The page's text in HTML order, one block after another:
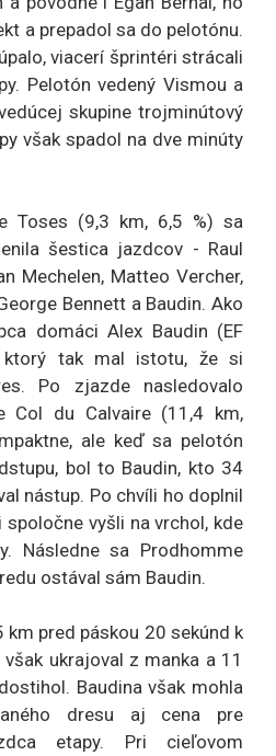
a prepadol sa do pelotónu.
viacerí šprintéri strácali
Pelotón vedený Vismou a
skupine trojminútový
však spadol na dve minúty
Toses (9,3 km, 6,5 %) sa
šestica jazdcov - Raul
Mechelen, Matteo Vercher,
Bennett a Baudin. Ako
domáci Alex Baudin (EF
ktorý tak mal istotu, že si
Po zjazde nasledovalo
Col du Calvaire (11,4 km,
ale keď sa pelotón
bol to Baudin, kto 34
nástup. Po chvíli ho doplnil
vyšli na vrchol, kde
Následne sa Prodhomme
ostával sám Baudin.
pred páskou 20 sekúnd k
ukrajoval z manka a 11
Baudina však mohla
dresu aj cena pre
etapy. Pri cieľovom